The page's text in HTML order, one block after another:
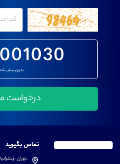
بدون پیش
تماس بگیرید
تهران،